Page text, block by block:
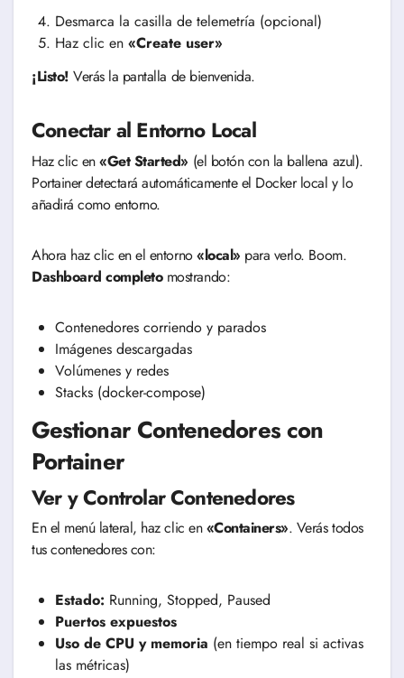
Desmarca la casilla de telemetría (opcional)
Haz clic en «Create user»
¡Listo! Verás la pantalla de bienvenida.
Conectar al Entorno Local
Haz clic en«Get Started» (el botón con la ballena azul).
Portainer detectará automáticamente el Docker local y lo
añadirá como entorno.
Ahora haz clic en el entorno«local» para verlo. Boom.
Dashboard completomostrando:
Contenedores corriendo y parados
Imágenes descargadas
Volúmenes y redes
Stacks (docker-compose)
Gestionar Contenedores con
Portainer
Ver y Controlar Contenedores
En el menú lateral, haz clic en«Containers». Verás todos
tus contenedores con:
Estado: Running, Stopped, Paused
Puertos expuestos
Uso de CPU y memoria (en tiempo real si activas
las métricas)